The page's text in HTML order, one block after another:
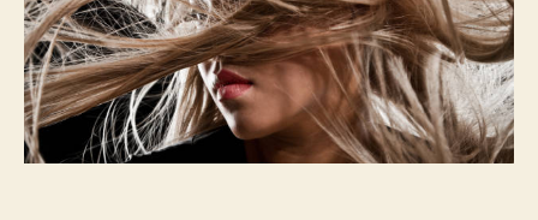
Gaya
Klasik
yang
Bikin
Hati
Gembira